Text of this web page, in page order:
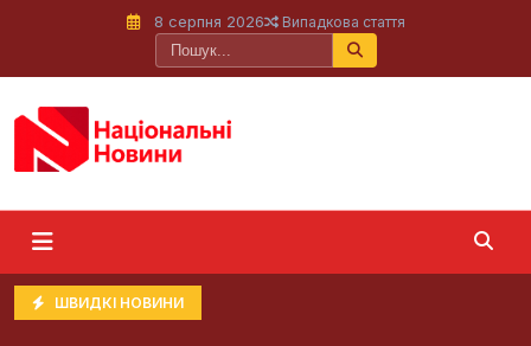
8 серпня 2026 Випадкова стаття
ШВИДКІ НОВИНИ